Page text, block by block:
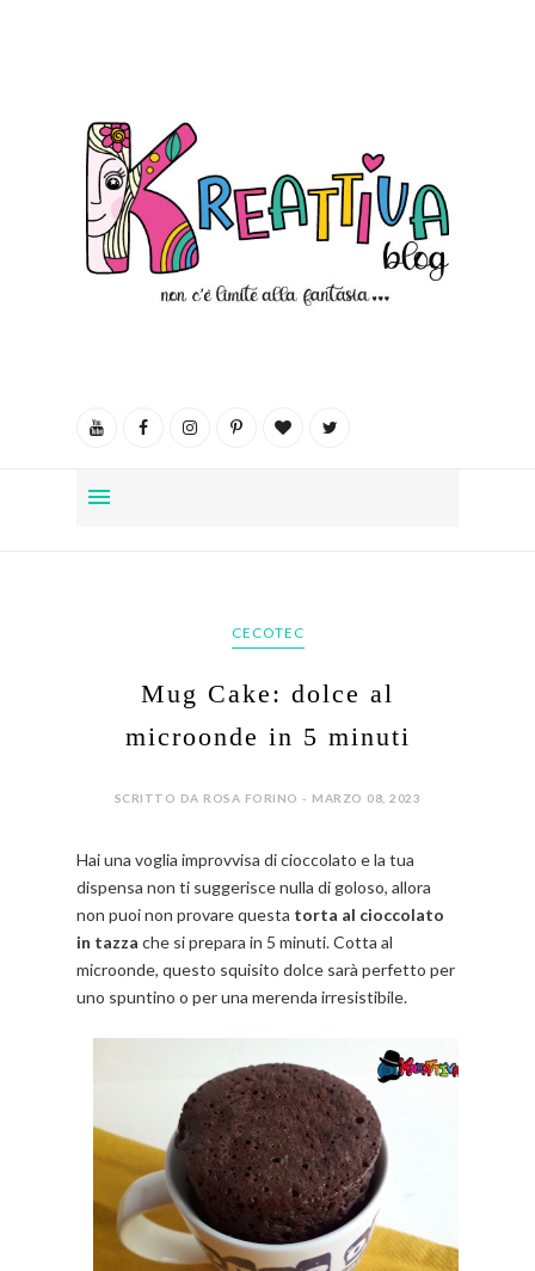
CECOTEC
Mug Cake: dolce al
microonde in 5 minuti
SCRITTO DA ROSA FORINO - MARZO 08, 2023
Hai una voglia improvvisa di cioccolato e la tua
dispensa non ti suggerisce nulla di goloso, allora
non puoi non provare questa torta al cioccolato
in tazza che si prepara in 5 minuti. Cotta al
microonde, questo squisito dolce sarà perfetto per
uno spuntino o per una merenda irresistibile.